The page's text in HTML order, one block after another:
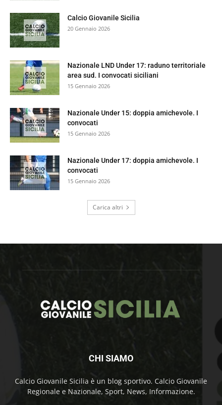
Calcio Giovanile Sicilia
20 Gennaio 2026
Nazionale LND Under 17: raduno territoriale
area sud. I convocati siciliani
15 Gennaio 2026
Nazionale Under 15: doppia amichevole. I
convocati
15 Gennaio 2026
Nazionale Under 17: doppia amichevole. I
convocati
15 Gennaio 2026
Carica altri
CHI SIAMO
Calcio Giovanile Sicilia è un blog sportivo. Calcio Giovanile
Regionale e Nazionale, Sport, News, Informazione.